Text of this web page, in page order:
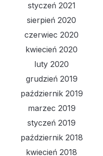
styczeń 2021
sierpień 2020
czerwiec 2020
kwiecień 2020
luty 2020
grudzień 2019
październik 2019
marzec 2019
styczeń 2019
październik 2018
kwiecień 2018